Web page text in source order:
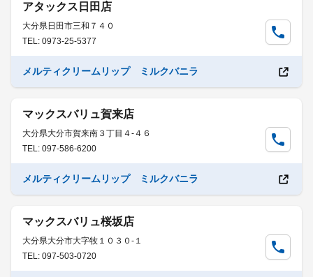
アタックス日田店
大分県日田市三和７４０
TEL: 0973-25-5377
メルティクリームリップ ミルクバニラ
マックスバリュ賀来店
大分県大分市賀来南３丁目４-４６
TEL: 097-586-6200
メルティクリームリップ ミルクバニラ
マックスバリュ桜坂店
大分県大分市大字牧１０３０-１
TEL: 097-503-0720